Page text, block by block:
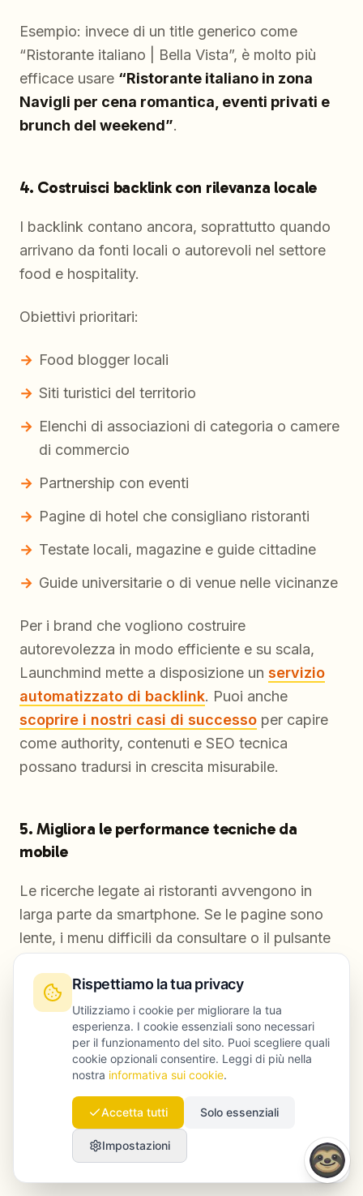
Esempio: invece di un title generico come
“Ristorante italiano | Bella Vista”, è molto più
efficace usare “Ristorante italiano in zona
Navigli per cena romantica, eventi privati e
brunch del weekend”.
4. Costruisci backlink con rilevanza locale
I backlink contano ancora, soprattutto quando
arrivano da fonti locali o autorevoli nel settore
food e hospitality.
Obiettivi prioritari:
Food blogger locali
Siti turistici del territorio
Elenchi di associazioni di categoria o camere
di commercio
Partnership con eventi
Pagine di hotel che consigliano ristoranti
Testate locali, magazine e guide cittadine
Guide universitarie o di venue nelle vicinanze
Per i brand che vogliono costruire
autorevolezza in modo efficiente e su scala,
Launchmind mette a disposizione un servizio
automatizzato di backlink. Puoi anche
scoprire i nostri casi di successo per capire
come authority, contenuti e SEO tecnica
possano tradursi in crescita misurabile.
5. Migliora le performance tecniche da
mobile
Le ricerche legate ai ristoranti avvengono in
larga parte da smartphone. Se le pagine sono
lente, i menu difficili da consultare o il pulsante
ranking sia le conversioni.
Le priorità sono:
Tempi di risposta del server rapidi
Immagini compresse
Navigazione pulita e intuitiva
Rispettiamo la tua privacy
Utilizziamo i cookie per migliorare la tua
esperienza. I cookie essenziali sono necessari
per il funzionamento del sito. Puoi scegliere quali
cookie opzionali consentire. Leggi di più nella
nostra informativa sui cookie.
Accetta tutti Solo essenziali
Impostazioni